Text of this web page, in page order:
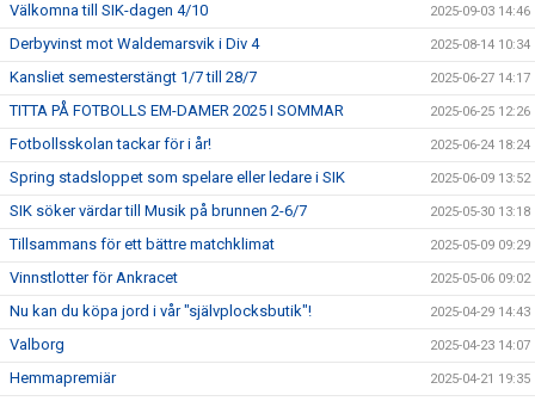
Välkomna till SIK-dagen 4/10 2025-09-03 14:46
Derbyvinst mot Waldemarsvik i Div 4 2025-08-14 10:34
Kansliet semesterstängt 1/7 till 28/7 2025-06-27 14:17
TITTA PÅ FOTBOLLS EM-DAMER 2025 I SOMMAR 2025-06-25 12:26
Fotbollsskolan tackar för i år! 2025-06-24 18:24
Spring stadsloppet som spelare eller ledare i SIK 2025-06-09 13:52
SIK söker värdar till Musik på brunnen 2-6/7 2025-05-30 13:18
Tillsammans för ett bättre matchklimat 2025-05-09 09:29
Vinnstlotter för Ankracet 2025-05-06 09:02
Nu kan du köpa jord i vår "självplocksbutik"! 2025-04-29 14:43
Valborg 2025-04-23 14:07
Hemmapremiär 2025-04-21 19:35